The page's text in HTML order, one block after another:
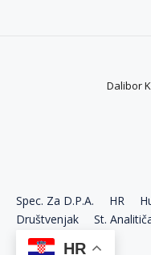
Dalibor
Spec. Za D.P.A. HR
Društvenjak
St.
Ekonom
HR